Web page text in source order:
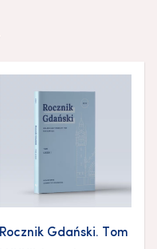
Rocznik Gdański. Tom